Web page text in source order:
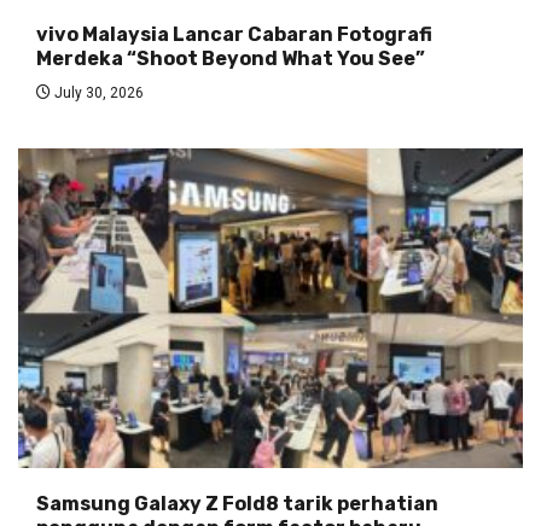
vivo Malaysia Lancar Cabaran Fotografi
Merdeka “Shoot Beyond What You See”
July 30, 2026
Samsung Galaxy Z Fold8 tarik perhatian